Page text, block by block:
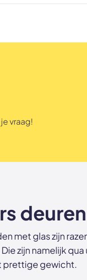
vraag!
met glas zijn
zijn namelijk
prettige gewicht.